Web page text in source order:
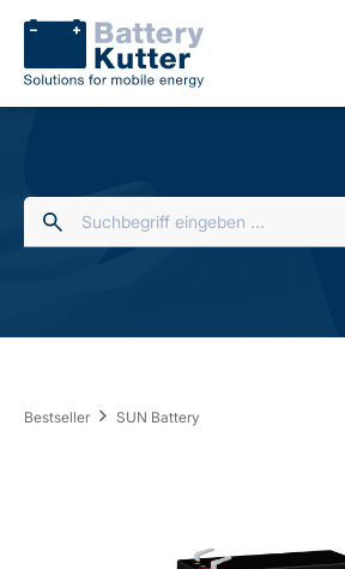
Bestseller SUN Battery